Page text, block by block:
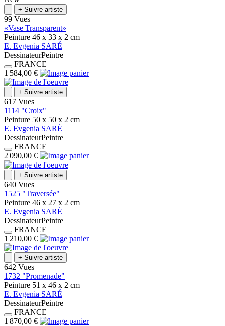
+ Suivre artiste
99 Vues
«Vase Transparent»
Peinture 46 x 33 x 2 cm
E. Evgenia SARÉ
DessinateurPeintre
FRANCE
1 584,00 €
+ Suivre artiste
617 Vues
1114 "Croix"
Peinture 50 x 50 x 2 cm
E. Evgenia SARÉ
DessinateurPeintre
FRANCE
2 090,00 €
+ Suivre artiste
640 Vues
1525 "Traversée"
Peinture 46 x 27 x 2 cm
E. Evgenia SARÉ
DessinateurPeintre
FRANCE
1 210,00 €
+ Suivre artiste
642 Vues
1732 "Promenade"
Peinture 51 x 46 x 2 cm
E. Evgenia SARÉ
DessinateurPeintre
FRANCE
1 870,00 €